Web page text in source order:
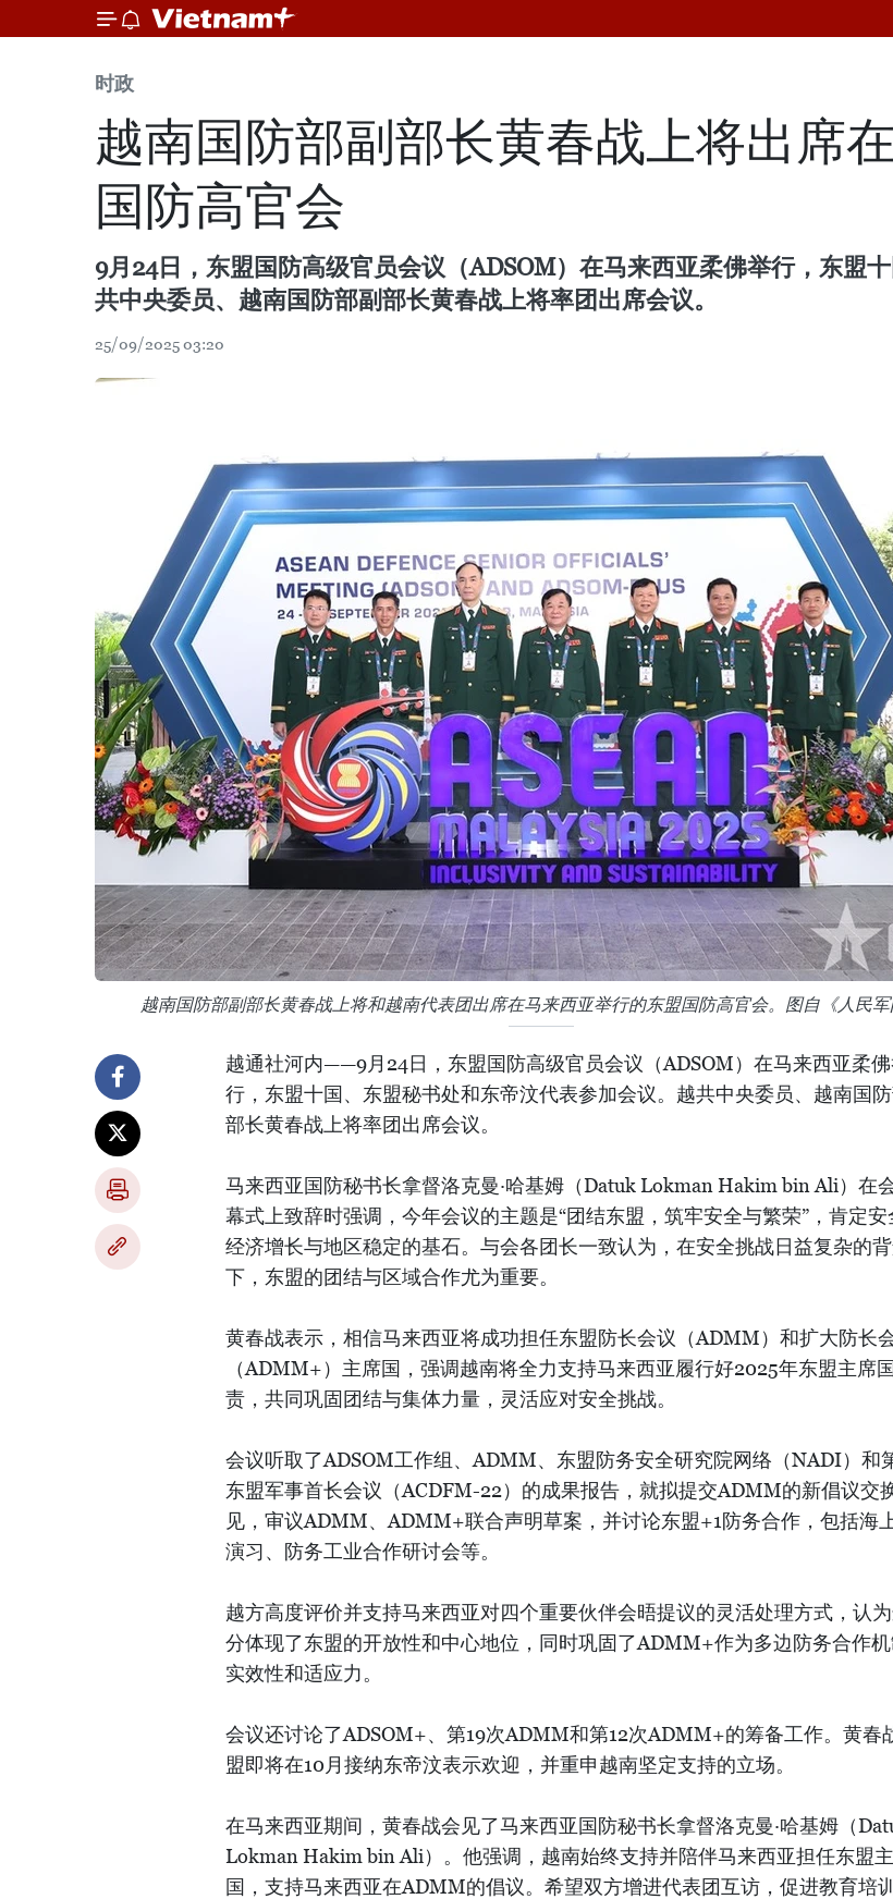
时政
越南国防部副部长黄春战上将出席
国防高官会
9月24日，东盟国防高级官员会议（ADSOM）在马来西亚柔佛举行，东盟
共中央委员、越南国防部副部长黄春战上将率团出席会议。
25/09/2025 03:20
越南国防部副部长黄春战上将和越南代表团出席在马来西亚举行的东盟国防高官会。图自《人民军
越通社河内——9月24日，东盟国防高级官员会议（ADSOM）在马来西亚柔
行，东盟十国、东盟秘书处和东帝汶代表参加会议。越共中央委员、越南国防
部长黄春战上将率团出席会议。
马来西亚国防秘书长拿督洛克曼·哈基姆（Datuk Lokman Hakim bin Ali）在
幕式上致辞时强调，今年会议的主题是“团结东盟，筑牢安全与繁荣”，肯定安
经济增长与地区稳定的基石。与会各团长一致认为，在安全挑战日益复杂的
下，东盟的团结与区域合作尤为重要。
黄春战表示，相信马来西亚将成功担任东盟防长会议（ADMM）和扩大防长
（ADMM+）主席国，强调越南将全力支持马来西亚履行好2025年东盟主席
责，共同巩固团结与集体力量，灵活应对安全挑战。
会议听取了ADSOM工作组、ADMM、东盟防务安全研究院网络（NADI）和
东盟军事首长会议（ACDFM-22）的成果报告，就拟提交ADMM的新倡议交
见，审议ADMM、ADMM+联合声明草案，并讨论东盟+1防务合作，包括海
演习、防务工业合作研讨会等。
越方高度评价并支持马来西亚对四个重要伙伴会晤提议的灵活处理方式，认
分体现了东盟的开放性和中心地位，同时巩固了ADMM+作为多边防务合作
实效性和适应力。
会议还讨论了ADSOM+、第19次ADMM和第12次ADMM+的筹备工作。黄春
盟即将在10月接纳东帝汶表示欢迎，并重申越南坚定支持的立场。
在马来西亚期间，黄春战会见了马来西亚国防秘书长拿督洛克曼·哈基姆（
Lokman Hakim bin Ali）。他强调，越南始终支持并陪伴马来西亚担任东盟
国，支持马来西亚在ADMM的倡议。希望双方增进代表团互访，促进教育培